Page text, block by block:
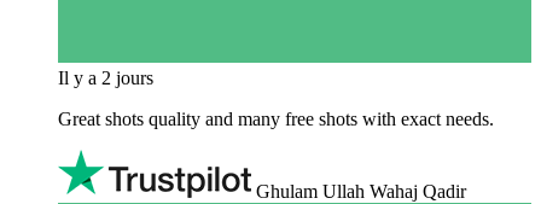
Il y a 2 jours
Great shots quality and many free shots with exact needs.
Ghulam Ullah Wahaj Qadir